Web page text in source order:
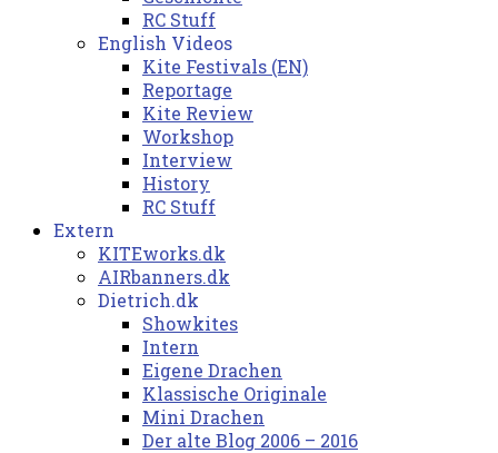
RC Stuff
English Videos
Kite Festivals (EN)
Reportage
Kite Review
Workshop
Interview
History
RC Stuff
Extern
KITEworks.dk
AIRbanners.dk
Dietrich.dk
Showkites
Intern
Eigene Drachen
Klassische Originale
Mini Drachen
Der alte Blog 2006 – 2016